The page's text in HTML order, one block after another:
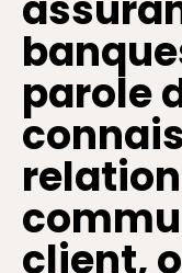
parole
client,